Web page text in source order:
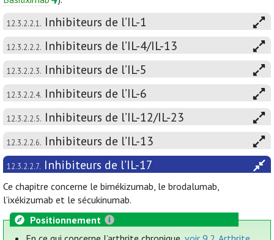
12.3.2.2.1. Inhibiteurs de l’IL-1
12.3.2.2.2. Inhibiteurs de l’IL-4/IL-13
12.3.2.2.3. Inhibiteurs de l’IL-5
12.3.2.2.4. Inhibiteurs de l’IL-6
12.3.2.2.5. Inhibiteurs de l’IL-12/IL-23
12.3.2.2.6. Inhibiteurs de l’IL-13
12.3.2.2.7. Inhibiteurs de l’IL-17
Ce chapitre concerne le bimékizumab, le brodalumab,
l’ixékizumab et le sécukinumab.
Positionnement